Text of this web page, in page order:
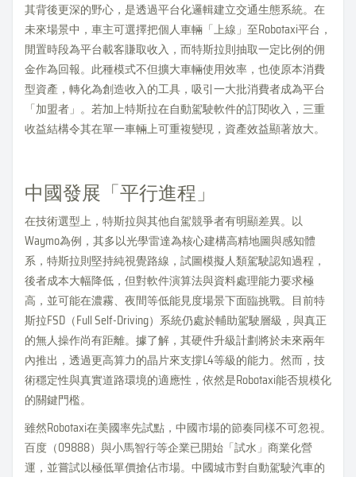
其背後更深的野心，是透過平台化邏輯建立交通生態系統。在
未來場景中，車主可選擇把個人車輛「上線」至Robotaxi平台，
閒置時段為平台載客賺取收入，而特斯拉則抽取一定比例的佣
金作為回報。此種模式不但擴大車輛使用效率，也使原本消費
型資產，轉化為創造收入的工具，吸引一大批消費者成為平台
「加盟者」。若加上特斯拉在自動駕駛軟件的訂閱收入，三重
收益結構令其在單一車輛上可重複變現，資產效益顯著放大。
中國發展「平行進程」
在技術選型上，特斯拉與其他自駕競爭者有明顯差異。以
Waymo為例，其多以光學雷達為核心建構高精地圖與感知體
系，特斯拉則堅持純視覺路線，試圖模擬人類駕駛認知過程，
後者成本大幅降低，但對軟件演算法與資料處理能力要求極
高，並可能在濃霧、夜間等低能見度場景下面臨挑戰。目前特
斯拉FSD（Full Self-Driving）系統仍處於輔助駕駛層級，與真正
的無人操作尚有距離。據了解，其硬件升級計劃將於未來兩年
內推出，透過更高算力的晶片來支撐L4等級的能力。然而，技
術穩定性與真實道路環境的適應性，依然是Robotaxi能否規模化
的關鍵門檻。
雖然Robotaxi在美國率先試點，中國市場的節奏同樣不可忽視。
百度（09888）與小馬智行等企業已開始「試水」商業化營
運，並嘗試以極低單價搶佔市場。中國城市對自動駕駛汽車的